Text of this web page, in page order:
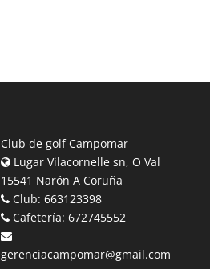
Club de golf Campomar
Lugar Vilacornelle sn, O Val
15541 Narón A Coruña
Club: 663123398
Cafetería: 672745552
gerenciacampomar@gmail.com